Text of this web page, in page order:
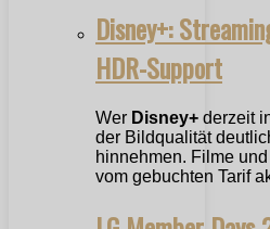
Disney+:
HDR-Support
Wer Disney+ derzeit
der Bildqualität
hinnehmen. Filme
vom gebuchten Tarif